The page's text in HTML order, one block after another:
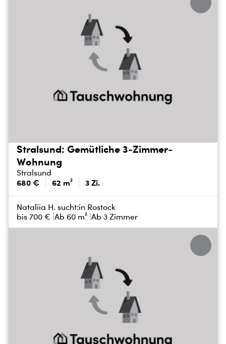
Stralsund: Gemütliche 3-Zimmer-
Wohnung
Stralsund
680 € 62 m² 3 Zi.
Nataliia H. sucht:in Rostock
bis 700 € Ab 60 m² Ab 3 Zimmer